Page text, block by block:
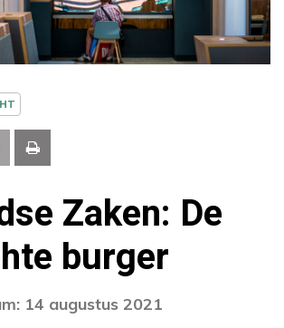
Zaken: De
burger
14 augustus 2021